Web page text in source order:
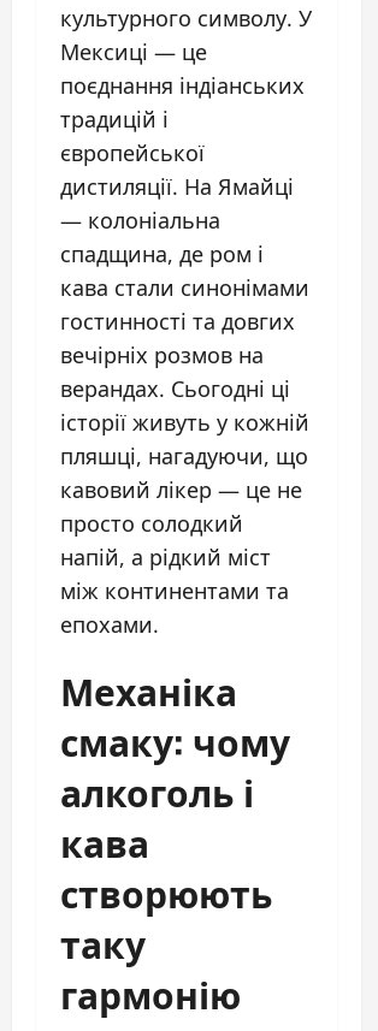
культурного символу. У
Мексиці — це
поєднання індіанських
традицій і
європейської
дистиляції. На Ямайці
— колоніальна
спадщина, де ром і
кава стали синонімами
гостинності та довгих
вечірніх розмов на
верандах. Сьогодні ці
історії живуть у кожній
пляшці, нагадуючи, що
кавовий лікер — це не
просто солодкий
напій, а рідкий міст
між континентами та
епохами.
Механіка
смаку: чому
алкоголь і
кава
створюють
таку
гармонію